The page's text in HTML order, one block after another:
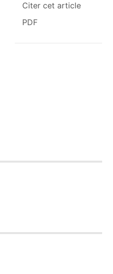
Citer cet article
PDF